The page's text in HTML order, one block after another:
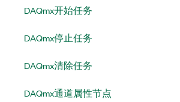
DAQmx开始任务
DAQmx停止任务
DAQmx清除任务
DAQmx通道属性节点